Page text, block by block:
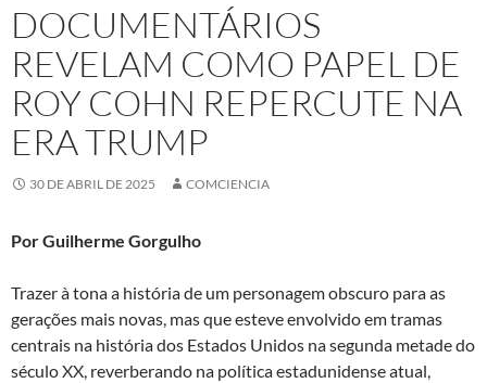
DOCUMENTÁRIOS
REVELAM COMO PAPEL DE
ROY COHN REPERCUTE NA
ERA TRUMP
30 DE ABRIL DE 2025 COMCIENCIA
Por Guilherme Gorgulho
Trazer à tona a história de um personagem obscuro para as
gerações mais novas, mas que esteve envolvido em tramas
centrais na história dos Estados Unidos na segunda metade do
século XX, reverberando na política estadunidense atual,